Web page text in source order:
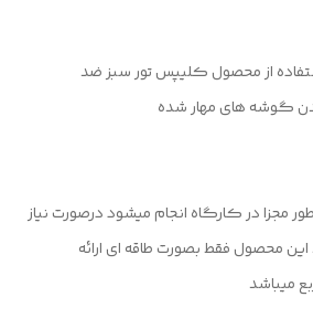
از محصول کلیپس تور سبز ضد
گوشه های مهار شده
مجزا در کارگاه انجام میشود درصورت نیاز
این محصول فقط بصورت طاقه ای ارائه
میباشد